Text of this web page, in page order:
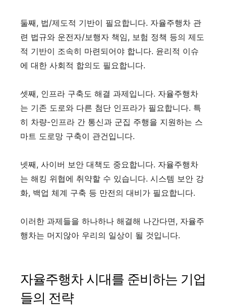
둘째, 법/제도적 기반이 필요합니다. 자율주행차 관
련 법규와 운전자/보행자 책임, 보험 정책 등의 제도
적 기반이 조속히 마련되어야 합니다. 윤리적 이슈
에 대한 사회적 합의도 필요합니다.
셋째, 인프라 구축도 해결 과제입니다. 자율주행차
는 기존 도로와 다른 첨단 인프라가 필요합니다. 특
히 차량-인프라 간 통신과 군집 주행을 지원하는 스
마트 도로망 구축이 관건입니다.
넷째, 사이버 보안 대책도 중요합니다. 자율주행차
는 해킹 위협에 취약할 수 있습니다. 시스템 보안 강
화, 백업 체계 구축 등 만전의 대비가 필요합니다.
이러한 과제들을 하나하나 해결해 나간다면, 자율주
행차는 머지않아 우리의 일상이 될 것입니다.
자율주행차 시대를 준비하는 기업
들의 전략